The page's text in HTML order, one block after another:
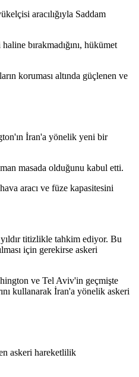
aracılığıyla Saddam
bırakmadığını, hükümet
koruması altında güçlenen ve
İran'a yönelik yeni bir
masada olduğunu kabul etti.
aracı ve füze kapasitesini
yıldır titizlikle tahkim ediyor. Bu
için gerekirse askeri
ve Tel Aviv'in geçmişte
kullanarak İran'a yönelik askeri
askeri hareketlilik